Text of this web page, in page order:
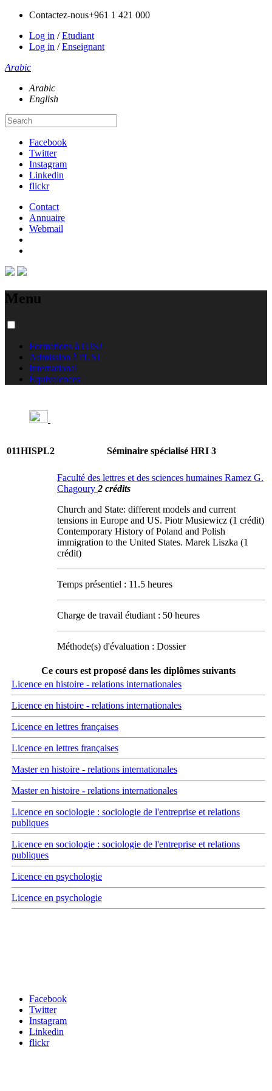
Contactez-nous+961 1 421 000
Log in /Etudiant
Log in /Enseignant
Arabic
Arabic
English
Facebook
Twitter
Instagram
Linkedin
flickr
Contact
Annuaire
Webmail
Menu
Formations à l'USJ
Admission à l'USJ
International
Équivalences
011HISPL2 Séminaire spécialisé HRI 3
Faculté des lettres et des sciences humaines Ramez G.
Chagoury 2 crédits
Church and State: different models and current
tensions in Europe and US. Piotr Musiewicz (1 crédit)
Contemporary History of Poland and Polish
immigration to the United States. Marek Liszka (1
crédit)
Temps présentiel : 11.5 heures
Charge de travail étudiant : 50 heures
Méthode(s) d'évaluation : Dossier
Ce cours est proposé dans les diplômes suivants
Licence en histoire - relations internationales
Licence en histoire - relations internationales
Licence en lettres françaises
Licence en lettres françaises
Master en histoire - relations internationales
Master en histoire - relations internationales
Licence en sociologie : sociologie de l'entreprise et relations
publiques
Licence en sociologie : sociologie de l'entreprise et relations
publiques
Licence en psychologie
Licence en psychologie
Facebook
Twitter
Instagram
Linkedin
flickr